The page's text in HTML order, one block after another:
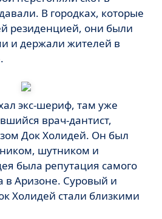
В городках, которые
резиденцией, они были
и держали жителей в
экс-шериф, там уже
врач-дантист,
Док Холидей. Он был
шутником и
была репутация самого
в Аризоне. Суровый и
Холидей стали близкими